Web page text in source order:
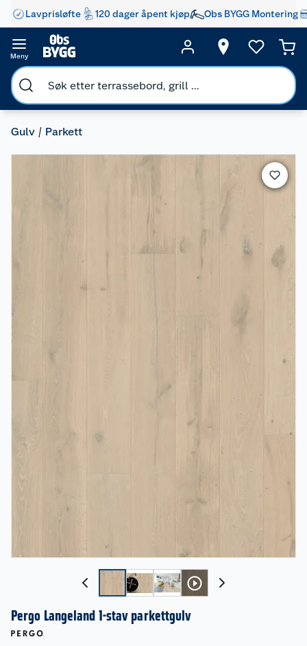
Lavprisløfte 120 dager åpent kjøp Obs BYGG Montering
Meny
Gulv Parkett
Pergo Langeland 1-stav parkettgulv